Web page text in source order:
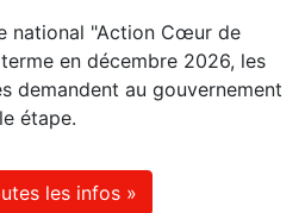
national "Action Cœur de
en décembre 2026, les
demandent au gouvernement
étape.
les infos »